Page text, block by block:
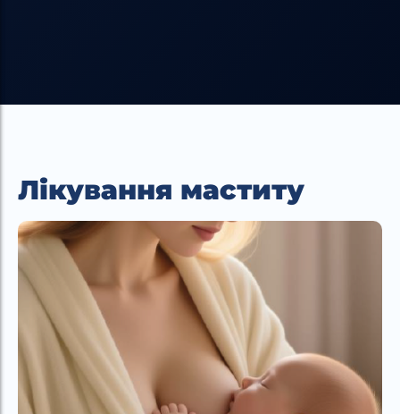
Лікування маститу